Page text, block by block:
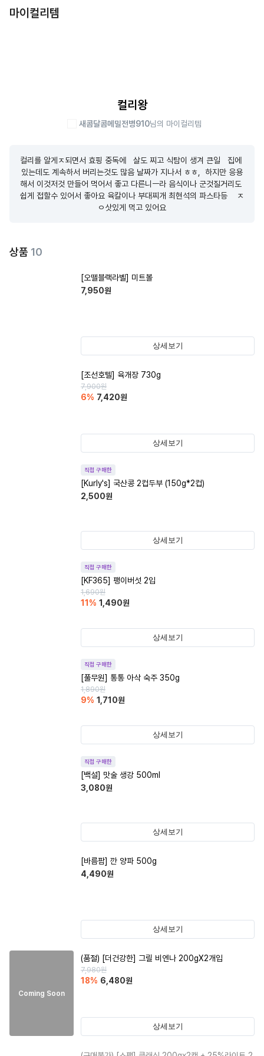
마이컬리템
컬리왕
새콤달콤메밀전병910님의 마이컬리템
컬리를 알게ㅈ되면서 효핑 중독에   살도 찌고 식탐이 생겨 큰일   집에
있는데도 계속하서 버리는것도 많음 날짜가 지나서 ㅎㅎ,  하지만 응용
해서 이것저것 만들어 먹어서 좋고 다른니ㅡ라 음식이나 군것질거리도
쉽게 접할수 있어서 좋아요 육칼이나 부대찌개 최현석의 파스타등    ㅈ
ㅇ삿있게 먹고 있어요
상품 10
[오뗄블랙라벨] 미트볼
7,950원
상세보기
[조선호텔] 육개장 730g
7,900원
6% 7,420원
상세보기
직접 구매한
[Kurly's] 국산콩 2컵두부 (150g*2컵)
2,500원
상세보기
직접 구매한
[KF365] 팽이버섯 2입
1,690원
11 % 1,490원
상세보기
직접 구매한
[풀무원] 통통 아삭 숙주 350g
1,890원
9% 1,710원
상세보기
직접 구매한
[백설] 맛술 생강 500ml
3,080원
상세보기
[바름팜] 깐 양파 500g
4,490원
상세보기
Coming Soon
(품절) [더건강한] 그릴 비엔나 200gX2개입
7,980원
18% 6,480원
상세보기